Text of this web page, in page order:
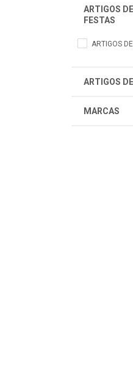
ARTIGOS
FESTAS
ARTIGOS
ARTIGOS
MARCAS